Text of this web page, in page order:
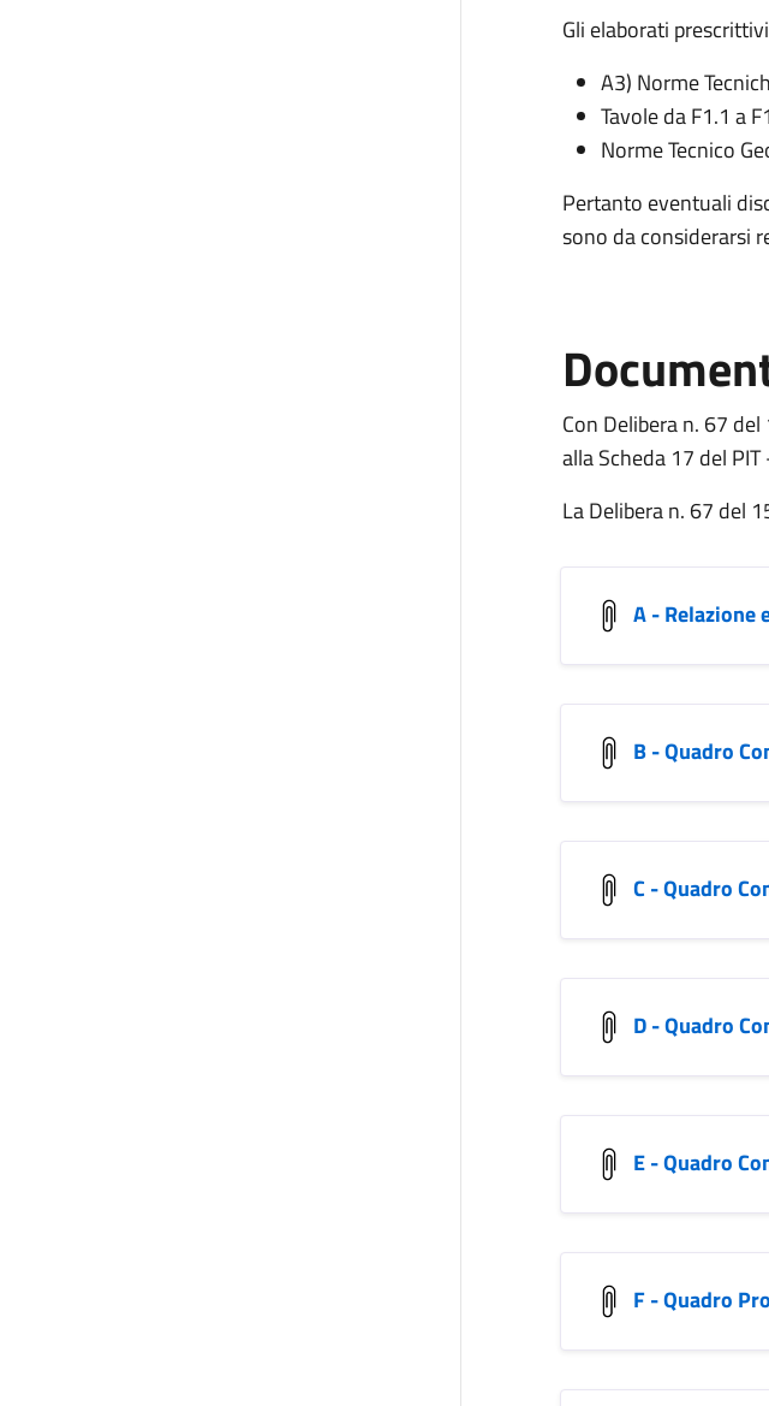
Gli elaborati
A3) Norme
Tavole da F1.1 a
Norme Tecnico
Pertanto eventuali
sono da considerarsi
Con Delibera n. 67
alla Scheda 17 del
La Delibera n. 67 del
A - Relazione
B - Quadro
C - Quadro
D - Quadro
E - Quadro
F - Quadro